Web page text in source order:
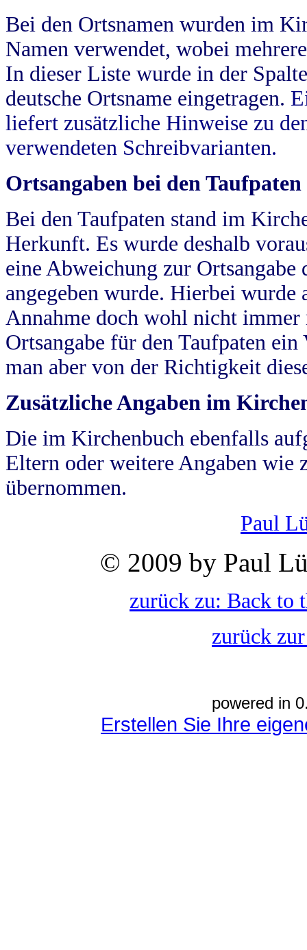
Bei den Ortsnamen wurden im
Namen verwendet, wobei
In dieser Liste wurde in der
deutsche Ortsname eingetragen.
liefert zusätzliche Hinweise zu
verwendeten Schreibvarianten.
Ortsangaben bei den Taufpaten
Bei den Taufpaten stand im
Herkunft. Es wurde deshalb
eine Abweichung zur
angegeben wurde. Hierbei wurde
Annahme doch wohl nicht
Ortsangabe für den Taufpaten
man aber von der Richtigkeit
Zusätzliche Angaben im
Die im Kirchenbuch ebenfalls
Eltern oder weitere Angaben wie
übernommen.
Paul
© 2009 by Paul
zurück zu: Back to
zurück
powered in
Erstellen Sie Ihre